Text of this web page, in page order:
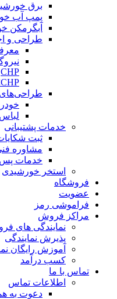
برق
پمپ آب
آبگرمکن
طراحی و
CHP
خدمات پشتیبانی
ثبت
مشاوره
خدمات
استخر خورشیدی
فروشگاه
عضویت
فراموشی رمز
مراکز فروش
نمایندگی های
پذیرش نمایندگی
آموزش رایگان
کسب درآمد
تماس با ما
اطلاعات تماس
دعوت به